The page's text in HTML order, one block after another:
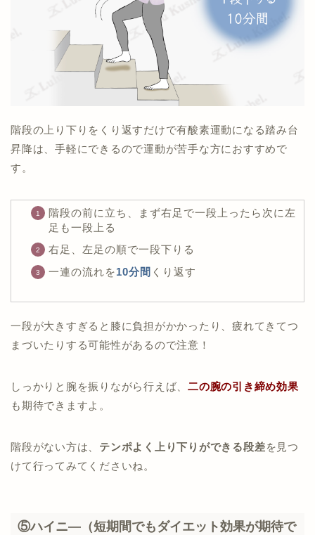
階段の上り下りをくり返すだけで有酸素運動になる踏み台
昇降は、手軽にできるので運動が苦手な方におすすめで
す。
階段の前に立ち、まず右足で一段上ったら次に左
足も一段上る
右足、左足の順で一段下りる
一連の流れを10分間 くり返す
一段が大きすぎると膝に負担がかかったり、疲れてきてつ
まづいたりする可能性があるので注意！
しっかりと腕を振りながら行えば、二の腕の引き締め効果
も期待できますよ。
階段がない方は、 テンポよく上り下りができる段差を見つ
けて行ってみてくださいね。
⑤ハイニ―（短期間でもダイエット効果が期待で